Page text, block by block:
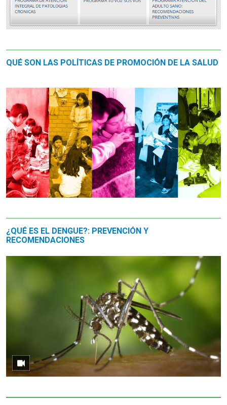
QUÉ SON LAS POLÍTICAS DE PROMOCIÓN DE LA SALUD
¿QUÉ ES EL DENGUE?: PREVENCIÓN Y
RECOMENDACIONES